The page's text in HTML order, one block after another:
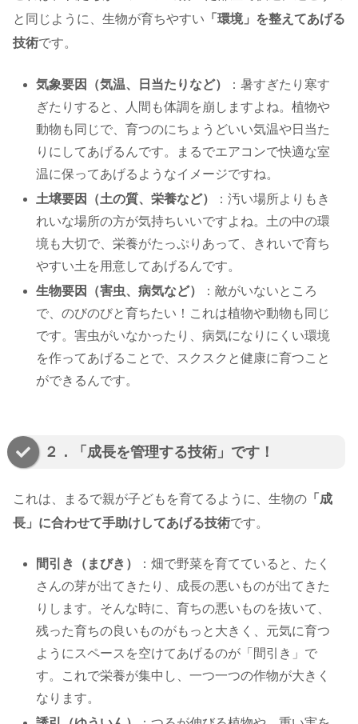
と同じように、生物が育ちやすい 「環境」を整えてあげる
技術です。
気象要因（気温、日当たりなど）
：暑すぎたり寒す
ぎたりすると、人間も体調を崩しますよね。植物や
動物も同じで、育つのにちょうどいい気温や日当た
りにしてあげるんです。まるでエアコンで快適な室
温に保ってあげるようなイメージですね。
土壌要因（土の質、栄養など）
：汚い場所よりもき
れいな場所の方が気持ちいいですよね。土の中の環
境も大切で、栄養がたっぷりあって、きれいで育ち
やすい土を用意してあげるんです。
生物要因（害虫、病気など）
：敵がいないところ
で、のびのびと育ちたい！これは植物や動物も同じ
です。害虫がいなかったり、病気になりにくい環境
を作ってあげることで、スクスクと健康に育つこと
ができるんです。
２．「成長を管理する技術」です！
これは、まるで親が子どもを育てるように、生物の 「成
長」に合わせて手助けしてあげる技術です。
間引き（まびき）
：畑で野菜を育てていると、たく
さんの芽が出てきたり、成長の悪いものが出てきた
りします。そんな時に、育ちの悪いものを抜いて、
残った育ちの良いものがもっと大きく、元気に育つ
ようにスペースを空けてあげるのが「間引き」で
す。これで栄養が集中し、一つ一つの作物が大きく
なります。